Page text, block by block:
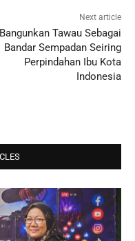
Next article
Bangunkan Tawau Sebagai
Bandar Sempadan Seiring
Perpindahan Ibu Kota
Indonesia